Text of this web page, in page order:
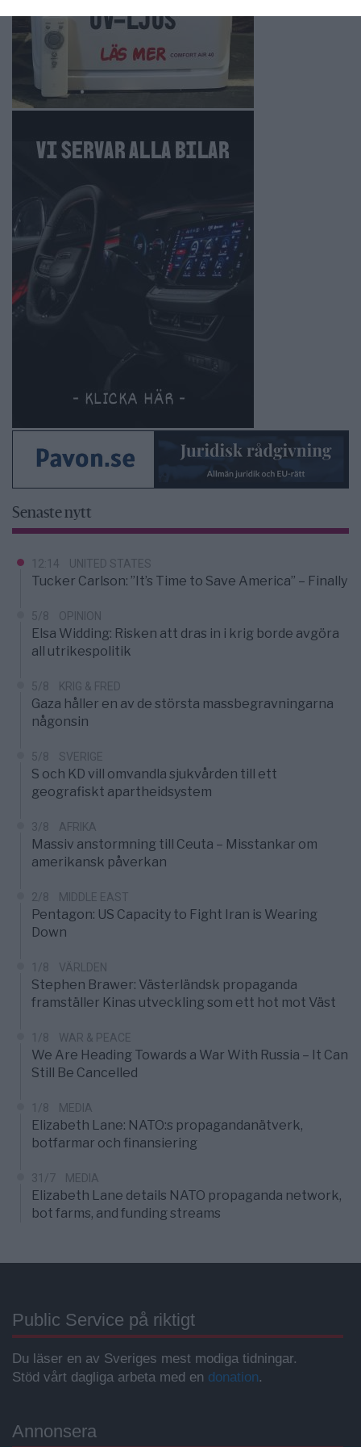
Senaste nytt
12:14 UNITED STATES
Tucker Carlson: ”It’s Time to Save America” – Finally
5/8 OPINION
Elsa Widding: Risken att dras in i krig borde avgöra
all utrikespolitik
5/8 KRIG & FRED
Gaza håller en av de största massbegravningarna
någonsin
5/8 SVERIGE
S och KD vill omvandla sjukvården till ett
geografiskt apartheidsystem
3/8 AFRIKA
Massiv anstormning till Ceuta – Misstankar om
amerikansk påverkan
2/8 MIDDLE EAST
Pentagon: US Capacity to Fight Iran is Wearing
Down
1/8 VÄRLDEN
Stephen Brawer: Västerländsk propaganda
framställer Kinas utveckling som ett hot mot Väst
1/8 WAR & PEACE
We Are Heading Towards a War With Russia – It Can
Still Be Cancelled
1/8 MEDIA
Elizabeth Lane: NATO:s propagandanätverk,
botfarmar och finansiering
31/7 MEDIA
Elizabeth Lane details NATO propaganda network,
bot farms, and funding streams
Public Service på riktigt
Du läser en av Sveriges mest modiga tidningar.
Stöd vårt dagliga arbeta med en donation.
Annonsera